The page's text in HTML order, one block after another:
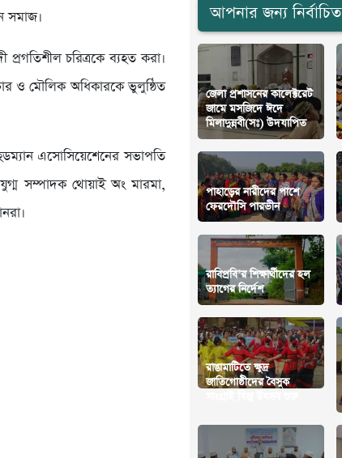
সমাজ।
প্রগতিশীল চরিত্রকে ব্যহত করা।
ও মৌলিক অধিকারকে ভুলুন্ঠিত
এসোসিয়েশেনের সভাপতি
সম্পাদক থোয়াই অং মারমা,
আপনার জন্য নির্বাচিত
জেলা প্রশাসনের কালেক্টরেট
জামে মসজিদে ঈদে
মিলাদুন্নবী(সঃ) উদযাপিত
পাহাড়ের নারীদের পাশে
ফেরদৌসি পারভীন
রাবিপ্রবি’র শিক্ষার্থীদের হল
ত্যাগের নির্দেশ
রাঙামাটিতে ক্ষুদ্র
জাতিগোষ্ঠীদের বৈসুক